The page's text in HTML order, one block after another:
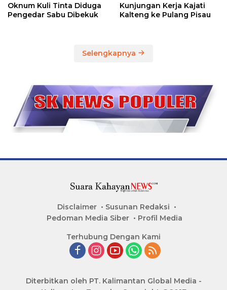
Oknum Kuli Tinta Diduga
Pengedar Sabu Dibekuk
Kunjungan Kerja Kajati
Kalteng ke Pulang Pisau
Selengkapnya
Disclaimer
Susunan Redaksi
Pedoman Media Siber
Profil Media
Terhubung Dengan Kami
Diterbitkan oleh PT. Kalimantan Global Media -